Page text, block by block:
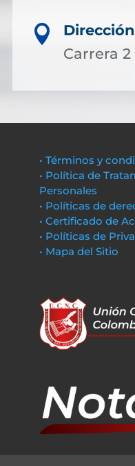

Carrera 2
• Términos y
• Política de
Personales
• Políticas de
• Certificado de
• Políticas de
• Mapa del Sitio